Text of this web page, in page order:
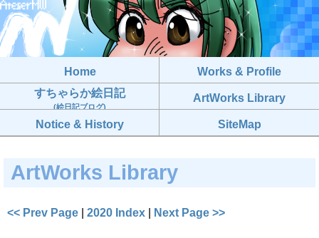
Home
Works & Profile
すちゃらか絵日記
(絵日記ブログ)
ArtWorks Library
Notice & History SiteMap
ArtWorks Library
<< Prev Page | 2020 Index | Next Page >>